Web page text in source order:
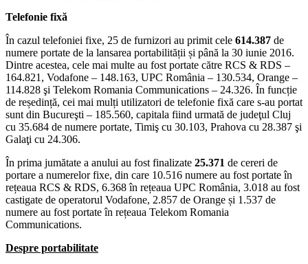
Telefonie fixă
În cazul telefoniei fixe, 25 de furnizori au primit cele 614.387 de
numere portate de la lansarea portabilității și până la 30 iunie 2016.
Dintre acestea, cele mai multe au fost portate către RCS & RDS –
164.821, Vodafone – 148.163, UPC România – 130.534, Orange –
114.828 şi Telekom Romania Communications – 24.326. În funcție
de reședință, cei mai mulți utilizatori de telefonie fixă care s-au portat
sunt din Bucureşti – 185.560, capitala fiind urmată de judeţul Cluj
cu 35.684 de numere portate, Timiş cu 30.103, Prahova cu 28.387 şi
Galaţi cu 24.306.
În prima jumătate a anului au fost finalizate 25.371 de cereri de
portare a numerelor fixe, din care 10.516 numere au fost portate în
rețeaua RCS & RDS, 6.368 în rețeaua UPC România, 3.018 au fost
castigate de operatorul Vodafone, 2.857 de Orange și 1.537 de
numere au fost portate în rețeaua Telekom Romania
Communications.
Despre portabilitate